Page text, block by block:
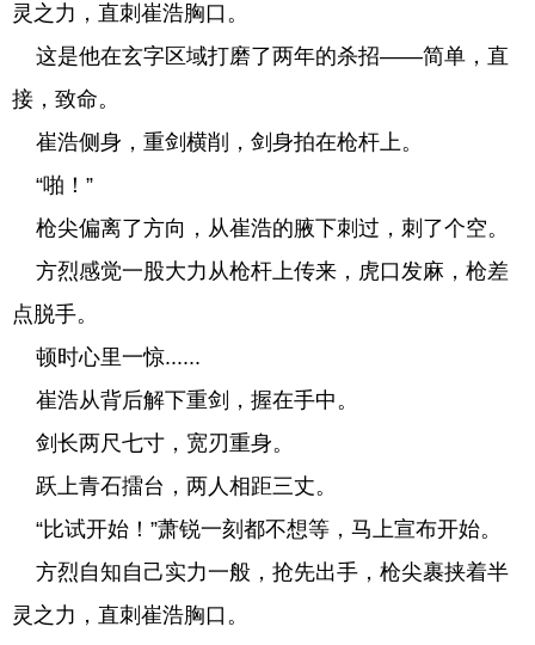
灵之力，直刺崔浩胸口。
这是他在玄字区域打磨了两年的杀招——简单，直
接，致命。
崔浩侧身，重剑横削，剑身拍在枪杆上。
“啪！”
枪尖偏离了方向，从崔浩的腋下刺过，刺了个空。
方烈感觉一股大力从枪杆上传来，虎口发麻，枪差
点脱手。
顿时心里一惊......
崔浩从背后解下重剑，握在手中。
剑长两尺七寸，宽刃重身。
跃上青石擂台，两人相距三丈。
“比试开始！”萧锐一刻都不想等，马上宣布开始。
方烈自知自己实力一般，抢先出手，枪尖裹挟着半
灵之力，直刺崔浩胸口。